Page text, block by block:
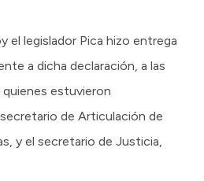
el legislador Pica hizo entrega
a dicha declaración, a las
estuvieron
de Articulación de
y el secretario de Justicia,